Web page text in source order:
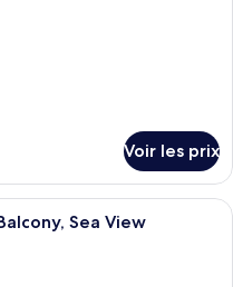
Voir les prix
chambre d’hôtel avec un grand
Sea View